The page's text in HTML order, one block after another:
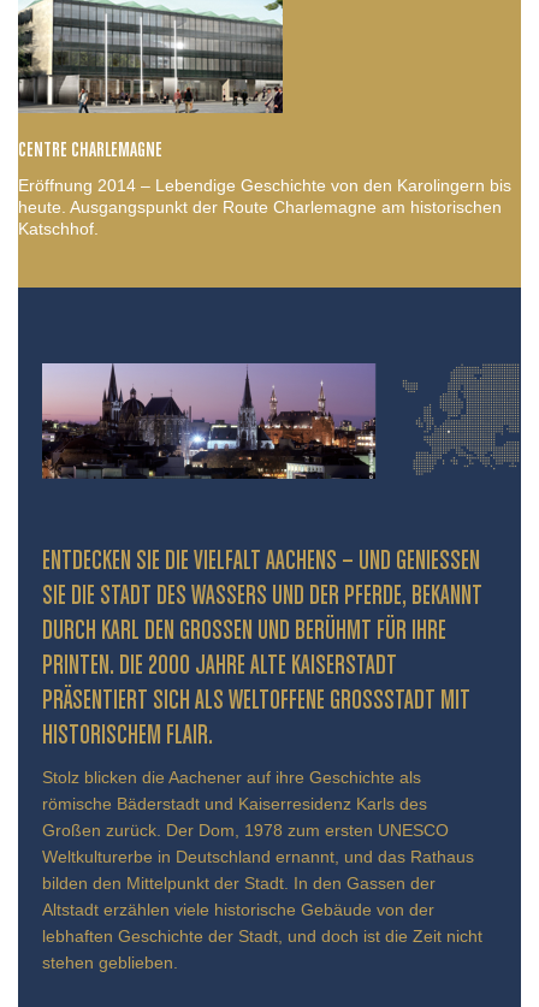
CENTRE CHARLEMAGNE
Eröffnung 2014 – Lebendige Geschichte von den Karolingern bis
heute. Ausgangspunkt der Route Charlemagne am historischen
Katschhof.
ENTDECKEN SIE DIE VIELFALT AACHENS – UND GENIESSEN S
IE DIE STADT DES WASSERS UND DER PFERDE, BEKANNT D
URCH KARL DEN GROSSEN UND BERÜHMT FÜR IHRE PR
INTEN. DIE 2000 JAHRE ALTE KAISERSTADT PR
ÄSENTIERT SICH ALS WELTOFFENE GROSSSTADT MIT HIS
TORISCHEM FLAIR.
Stolz blicken die Aachener auf ihre Geschichte als
römische Bäderstadt und Kaiserresidenz Karls des
Großen zurück. Der Dom, 1978 zum ersten UNESCO
Weltkulturerbe in Deutschland ernannt, und das Rathaus
bilden den Mittelpunkt der Stadt. In den Gassen der
Altstadt erzählen viele historische Gebäude von der
lebhaften Geschichte der Stadt, und doch ist die Zeit nicht
stehen geblieben.